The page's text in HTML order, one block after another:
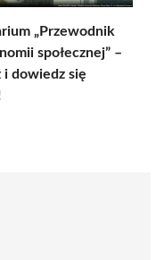
„Przewodnik
społecznej” –
i dowiedz się